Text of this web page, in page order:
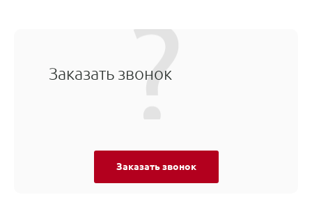
Заказать звонок
Заказать звонок